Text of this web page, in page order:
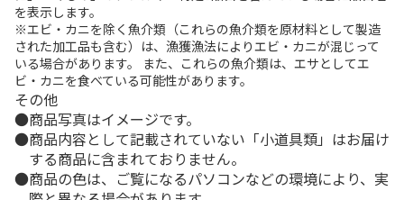
を表示します。
※エビ・カニを除く魚介類（これらの魚介類を原材料として製造
された加工品も含む）は、漁獲漁法によりエビ・カニが混じって
いる場合があります。 また、これらの魚介類は、エサとしてエ
ビ・カニを食べている可能性があります。
その他
商品写真はイメージです。
商品内容として記載されていない「小道具類」はお届け
する商品に含まれておりません。
商品の色は、ご覧になるパソコンなどの環境により、実